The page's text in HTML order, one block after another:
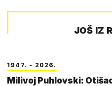
JOŠ IZ
1947. - 2026.
Milivoj Puhlovski: